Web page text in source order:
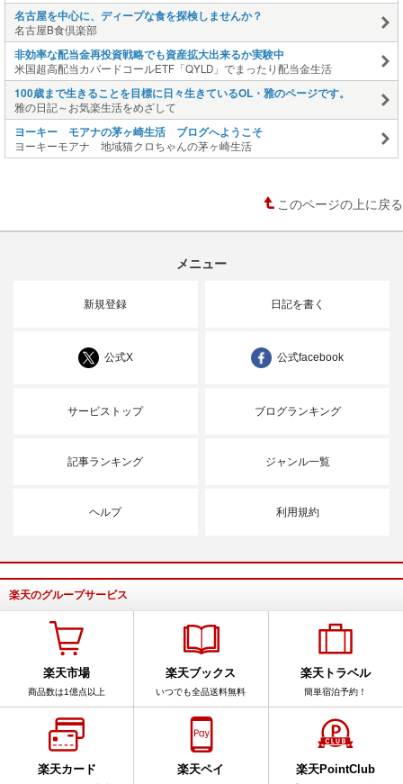
名古屋を中心に、ディープな食を探検しませんか？
名古屋B食倶楽部
非効率な配当金再投資戦略でも資産拡大出来るか実験中
米国超高配当カバードコールETF「QYLD」でまったり配当金生活
100歳まで生きることを目標に日々生きているOL・雅のページです。
雅の日記～お気楽生活をめざして
ヨーキー モアナの茅ヶ崎生活 ブログへようこそ
ヨーキーモアナ 地域猫クロちゃんの茅ヶ崎生活
このページの上に戻る
メニュー
新規登録 日記を書く
公式X 公式facebook
サービストップ ブログランキング
記事ランキング ジャンル一覧
ヘルプ 利用規約
楽天のグループサービス
楽天市場
商品数は1億点以上
楽天ブックス
いつでも全品送料無料
楽天トラベル
簡単宿泊予約！
楽天カード 楽天ペイ 楽天PointClub